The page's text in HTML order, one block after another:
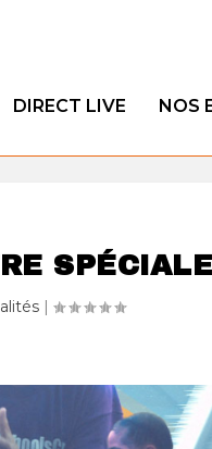
DIRECT LIVE NOS
|